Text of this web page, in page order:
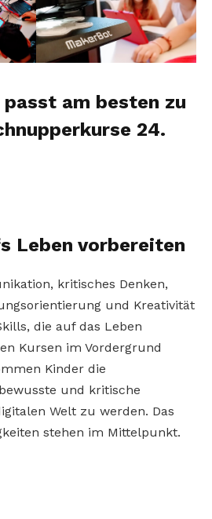
am besten zu
24.
Leben vorbereiten
kritisches Denken,
und Kreativität
die auf das Leben
Kursen im Vordergrund
Kinder die
und kritische
Welt zu werden. Das
stehen im Mittelpunkt.